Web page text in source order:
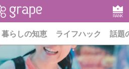
RANK
暮らしの知恵 ライフハック 話題